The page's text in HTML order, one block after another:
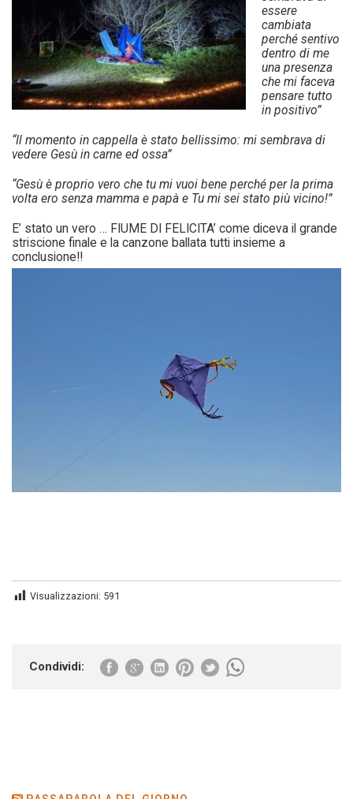
essere
cambiata
perché sentivo
dentro di me
una presenza
che mi faceva
pensare tutto
in positivo”
“Il momento in cappella è stato bellissimo: mi sembrava di
vedere Gesù in carne ed ossa”
“Gesù è proprio vero che tu mi vuoi bene perché per la prima
volta ero senza mamma e papà e Tu mi sei stato più vicino!”
E’ stato un vero … FIUME DI FELICITA’ come diceva il grande
striscione finale e la canzone ballata tutti insieme a
conclusione!!
Visualizzazioni: 591
Condividi: